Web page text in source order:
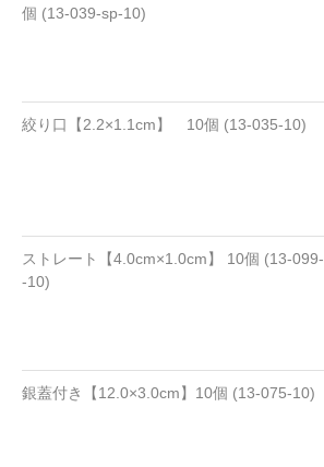
個 (13-039-sp-10)
絞り口【2.2×1.1cm】 10個 (13-035-10)
ストレート【4.0cm×1.0cm】 10個 (13-099-
-10)
銀蓋付き【12.0×3.0cm】10個 (13-075-10)